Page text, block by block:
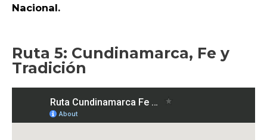
Nacional.
Ruta 5: Cundinamarca, Fe y
Tradición